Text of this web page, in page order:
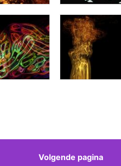
Volgende pagina